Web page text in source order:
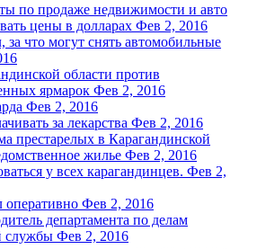
по продаже недвижимости и авто
цены в долларах Фев 2, 2016
за что могут снять автомобильные
области против
ярмарок Фев 2, 2016
Фев 2, 2016
за лекарства Фев 2, 2016
престарелых в Карагандинской
жилье Фев 2, 2016
у всех карагандинцев. Фев 2,
оперативно Фев 2, 2016
департамента по делам
службы Фев 2, 2016